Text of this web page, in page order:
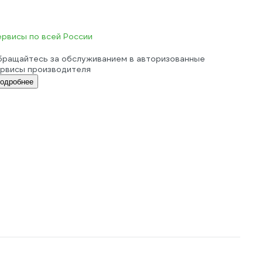
по всей России
за обслуживанием в авторизованные
производителя